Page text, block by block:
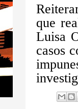
que
Luisa
casos